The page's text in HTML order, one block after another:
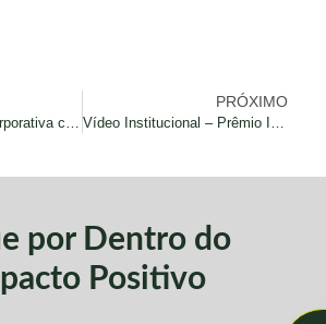
Inovação Social Corporativa com Roberta Coutinho e Tulio Notini
PRÓXIMO
Vídeo Institucional – Prêmio Impactos Positivos 2023
por Dentro do
Positivo